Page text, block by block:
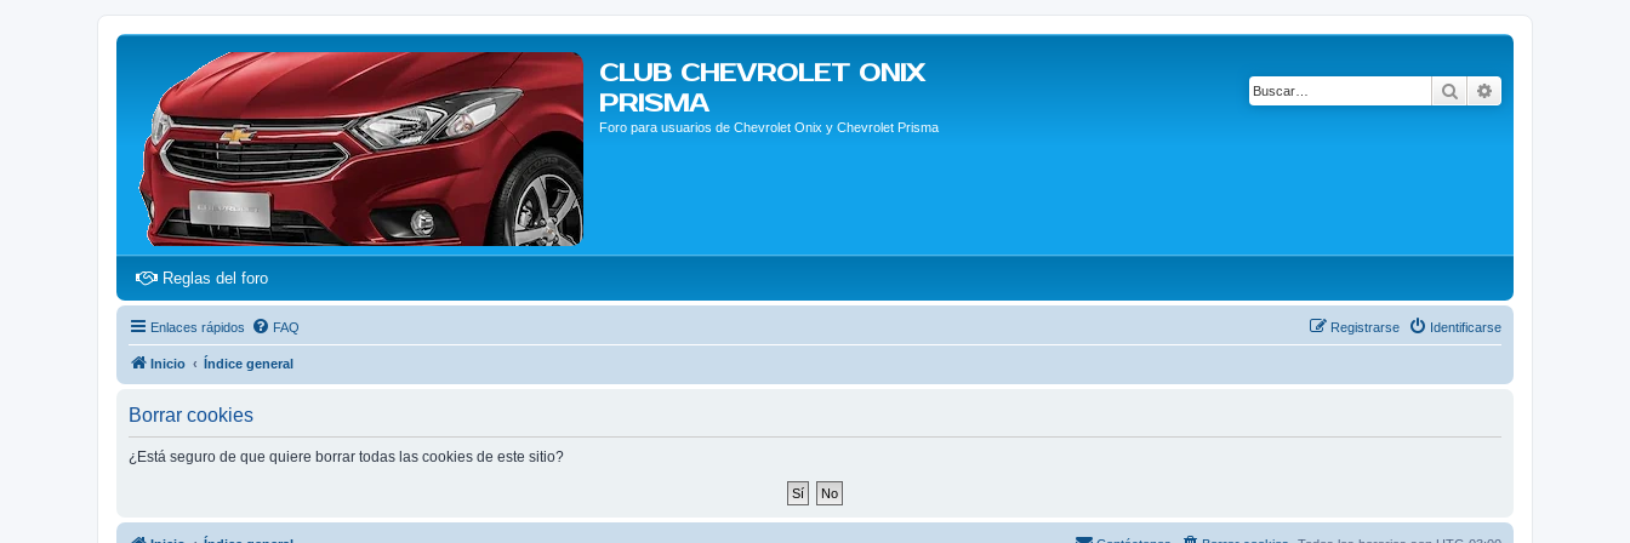
CLUB CHEVROLET ONIX
PRISMA
Foro para usuarios de Chevrolet Onix y Chevrolet Prisma
Buscar
Reglas del foro(Opens a new tab)
Enlaces rápidos FAQ Identificarse
Registrarse
Inicio Índice general
Borrar cookies
¿Está seguro de que quiere borrar todas las cookies de este sitio?